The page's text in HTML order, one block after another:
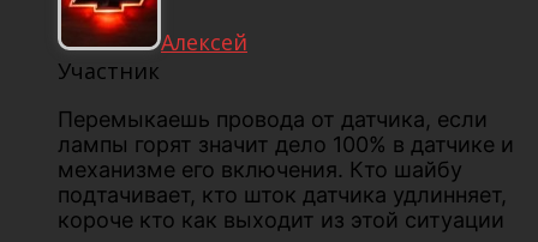
Алексей
Участник
Перемыкаешь провода от датчика, если
лампы горят значит дело 100% в датчике и
механизме его включения. Кто шайбу
подтачивает, кто шток датчика удлинняет,
короче кто как выходит из этой ситуации